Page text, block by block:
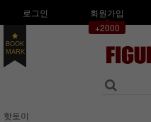
로그인
회원가입
+2000
BOOK
MARK
핫토이